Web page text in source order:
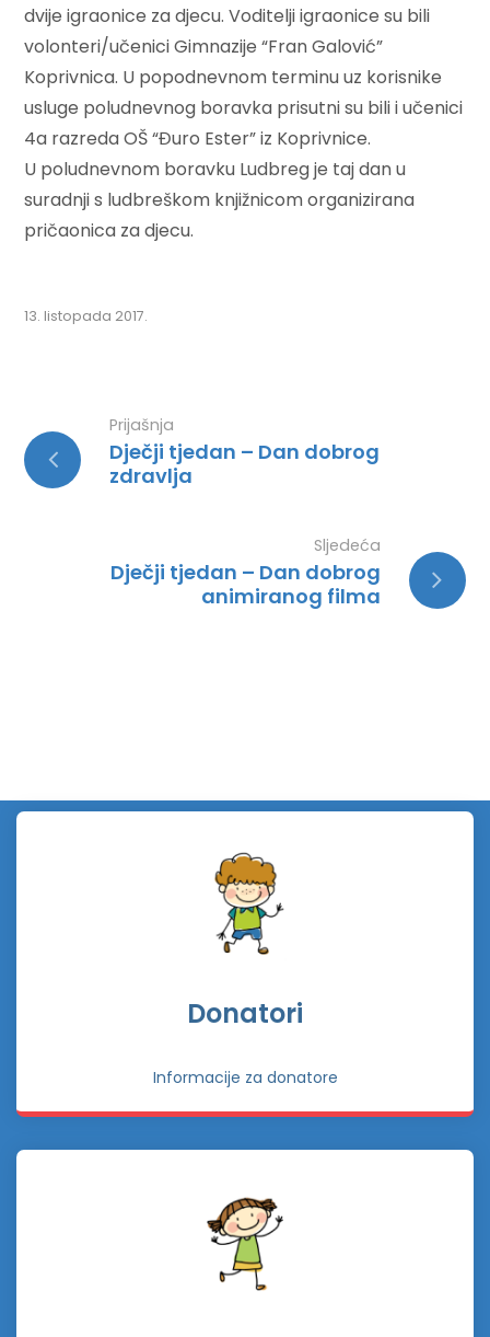
dvije igraonice za djecu. Voditelji igraonice su bili
volonteri/učenici Gimnazije “Fran Galović”
Koprivnica. U popodnevnom terminu uz korisnike
usluge poludnevnog boravka prisutni su bili i učenici
4a razreda OŠ “Đuro Ester” iz Koprivnice.
U poludnevnom boravku Ludbreg je taj dan u
suradnji s ludbreškom knjižnicom organizirana
pričaonica za djecu.
13. listopada 2017.
Prijašnja
Dječji tjedan – Dan dobrog
zdravlja
Sljedeća
Dječji tjedan – Dan dobrog
animiranog filma
Donatori
Informacije za donatore